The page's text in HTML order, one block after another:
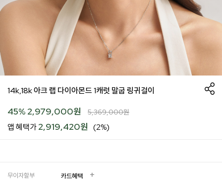
14k,18k 아크 랩 다이아몬드 1캐럿 말굽 링귀걸이
45% 2,979,000원 5,369,000원
앱 혜택가2,919,420원 (2%)
무이자할부 카드혜택